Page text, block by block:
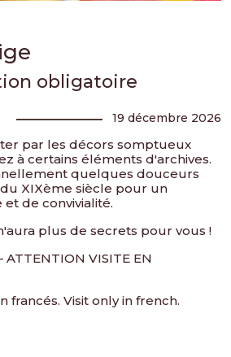
19 décembre 2026
obligatoire
par les décors somptueux
à certains éléments d'archives.
quelques douceurs
XIXème siècle pour un
de convivialité.
plus de secrets pour vous !
VISITE EN
francés. Visit only in french.